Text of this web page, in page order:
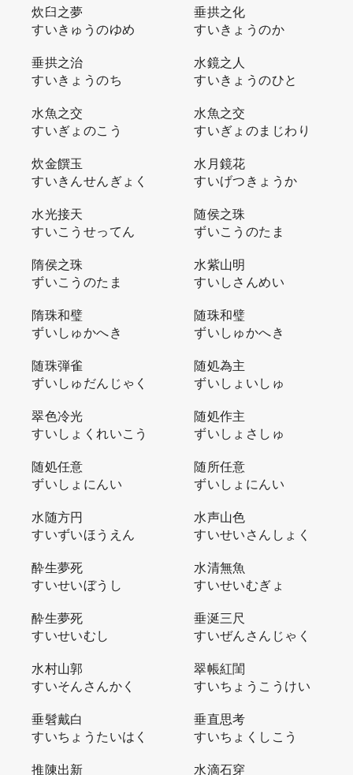
炊臼之夢
すいきゅうのゆめ
垂拱之化
すいきょうのか
垂拱之治
すいきょうのち
水鏡之人
すいきょうのひと
水魚之交
すいぎょのこう
水魚之交
すいぎょのまじわり
炊金饌玉
すいきんせんぎょく
水月鏡花
すいげつきょうか
水光接天
すいこうせってん
随侯之珠
ずいこうのたま
隋侯之珠
ずいこうのたま
水紫山明
すいしさんめい
隋珠和璧
ずいしゅかへき
随珠和璧
ずいしゅかへき
随珠弾雀
ずいしゅだんじゃく
随処為主
ずいしょいしゅ
翠色冷光
すいしょくれいこう
随処作主
ずいしょさしゅ
随処任意
ずいしょにんい
随所任意
ずいしょにんい
水随方円
すいずいほうえん
水声山色
すいせいさんしょく
酔生夢死
すいせいぼうし
水清無魚
すいせいむぎょ
酔生夢死
すいせいむし
垂涎三尺
すいぜんさんじゃく
水村山郭
すいそんさんかく
翠帳紅閨
すいちょうこうけい
垂髫戴白
すいちょうたいはく
垂直思考
すいちょくしこう
推陳出新 水滴石穿